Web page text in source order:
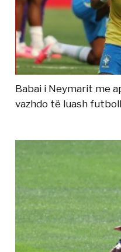
Babai i Neymarit me
vazhdo të luash futboll